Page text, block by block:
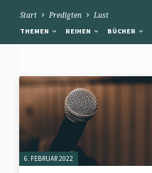
Start Predigten Lust
THEMEN REIHEN BÜCHER
PREDIGTEN
ÜBER
LUST
6. FEBRUAR 2022